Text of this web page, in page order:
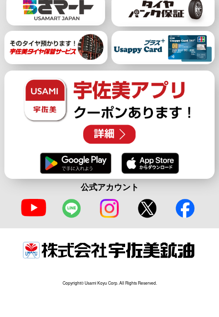
公式アカウント
Copyright© Usami Koyu Corp. All Rights Reserved.